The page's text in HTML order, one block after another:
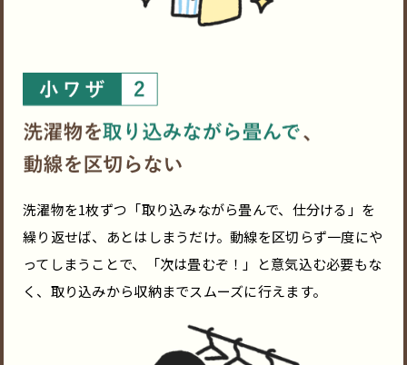
洗濯物を1枚ずつ「取り込みながら畳んで、仕分ける」を
繰り返せば、あとはしまうだけ。動線を区切らず一度にや
ってしまうことで、「次は畳むぞ！」と意気込む必要もな
く、取り込みから収納までスムーズに行えます。